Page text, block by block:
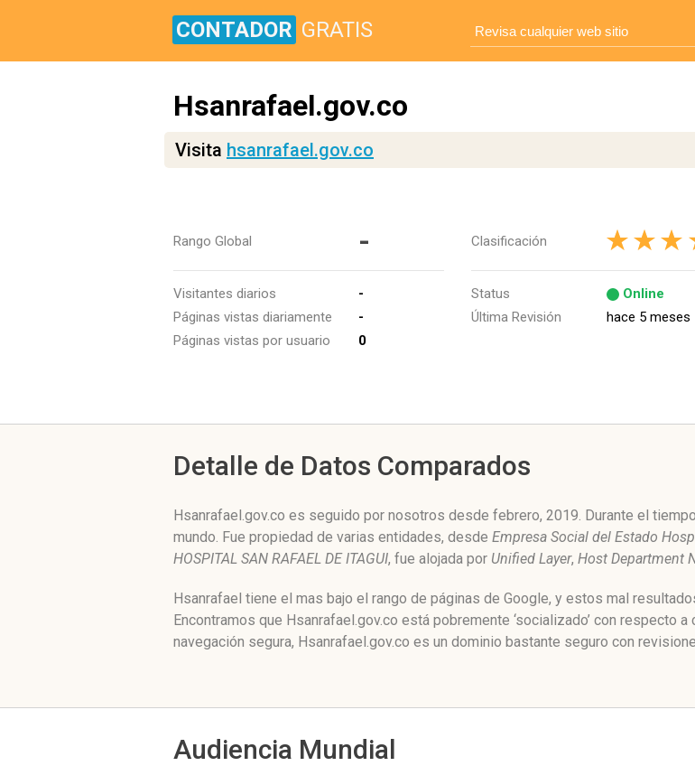
CONTADOR GRATIS
Hsanrafael.gov.co
Visita hsanrafael.gov.co
Rango Global -
Visitantes diarios
-
Páginas vistas diariamente
-
Páginas vistas por usuario
0
Clasificación
Status
Online
Última Revisión
hace 5 meses
Detalle de Datos Comparados
Hsanrafael.gov.co es seguido por nosotros desde febrero, 2019. Durante el
mundo. Fue propiedad de varias entidades, desde Empresa Social del Estado
HOSPITAL SAN RAFAEL DE ITAGUI, fue alojada por Unified Layer, Host Department
Hsanrafael tiene el mas bajo el rango de páginas de Google, y estos mal
Encontramos que Hsanrafael.gov.co está pobremente ‘socializado’ con respecto
navegación segura, Hsanrafael.gov.co es un dominio bastante seguro con
Audiencia Mundial